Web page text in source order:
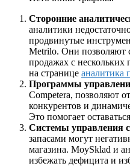
Сторонние
аналитики
продвинутые
Metrilo. Они позволяют
продажах с
на странице аналитика
Программы
Competera, позволяют
конкурентов и
Это помогает
Системы управления
запасами могут
магазина. MoySklad и
избежать дефицита и